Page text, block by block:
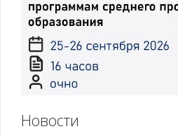
Новости